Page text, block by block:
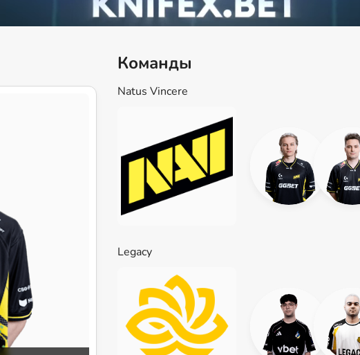
Команды
Natus Vincere
Legacy